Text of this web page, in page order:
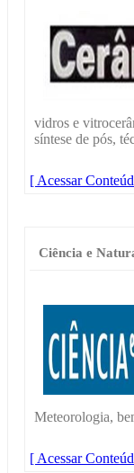
vidros e
síntese de pós,
[ Acessar
Ciência e
Meteorologia,
[ Acessar